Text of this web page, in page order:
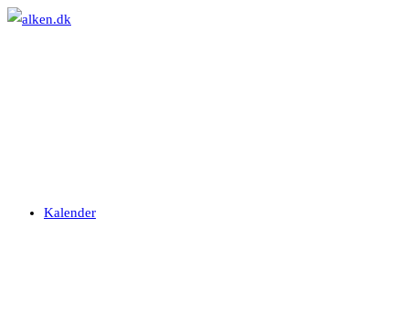
Skip
Kalender